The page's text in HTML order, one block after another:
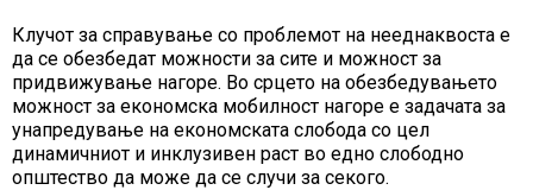
Клучот за справување со проблемот на нееднаквоста е
да се обезбедат можности за сите и можност за
придвижување нагоре. Во срцето на обезбедувањето
можност за економска мобилност нагоре е задачата за
унапредување на економската слобода со цел
динамичниот и инклузивен раст во едно слободно
општество да може да се случи за секого.